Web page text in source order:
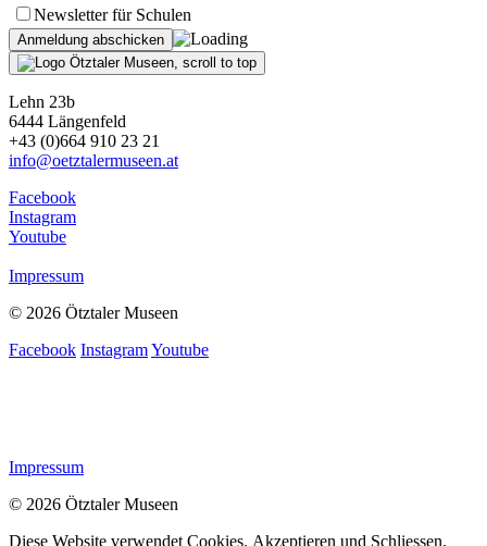
Newsletter für Schulen
Lehn 23b
6444 Längenfeld
+43 (0)664 910 23 21
info@oetztalermuseen.at
Facebook
Instagram
Youtube
Impressum
© 2026 Ötztaler Museen
Facebook InstagramYoutube
Impressum
© 2026 Ötztaler Museen
Diese Website verwendet Cookies. Akzeptieren und Schliessen.